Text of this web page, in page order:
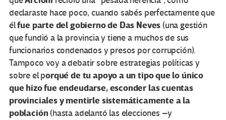
declaraste hace poco, cuando sabés perfectamente que
élfue parte del gobierno de Das Neves(una gestión
que fundió a la provincia y tiene a muchos de sus
funcionarios condenados y presos por corrupción).
Tampoco voy a debatir sobre estrategias políticas y
sobre el porqué de tu apoyo a un tipo que lo único
que hizo fue endeudarse, esconder las cuentas
provinciales y mentirle sistemáticamente a la
población(hasta adelantó las elecciones –y